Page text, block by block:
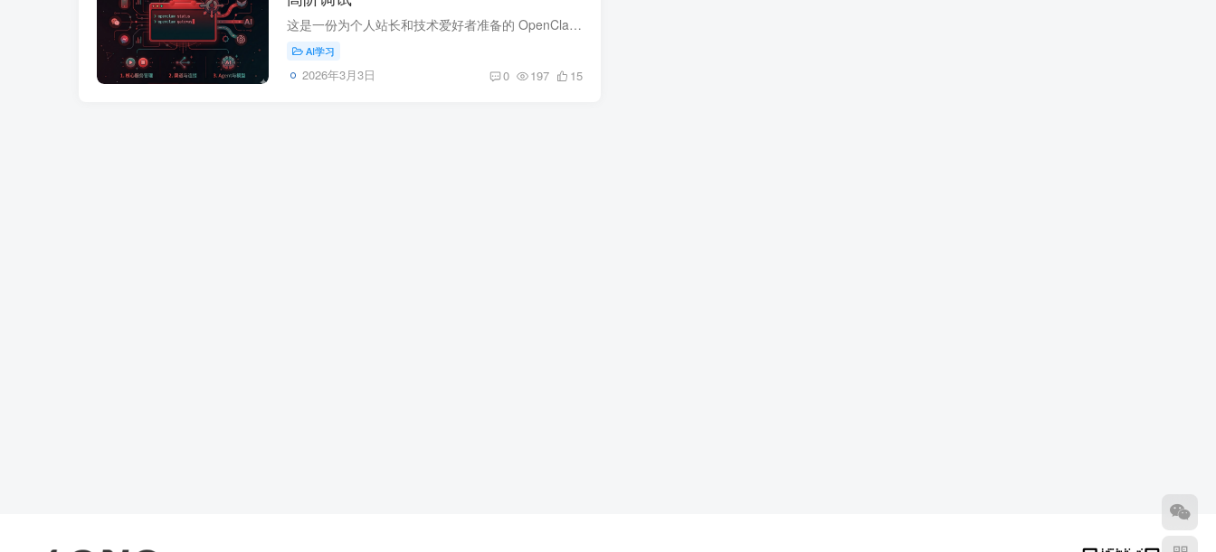
这是一份为个人站长和技术爱好者准备的 OpenClaw 高频命令实战手册。文章涵盖了从核心网关启动、多渠道（飞书、WhatsApp等）绑定到 Agent 模型调试的完整工作流，并提供了典型的故障排查技巧和...
AI学习
2026年3月3日 0 197 15